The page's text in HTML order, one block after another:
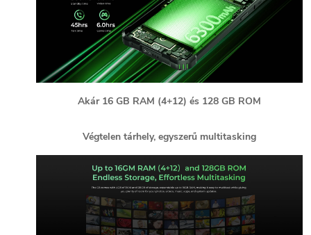
Akár 16 GB RAM (4+12) és 128 GB ROM
Végtelen tárhely, egyszerű multitasking